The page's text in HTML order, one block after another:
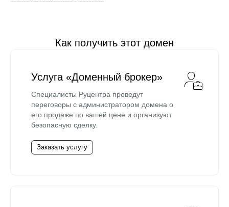
Как получить этот домен
Услуга «Доменный брокер»
Специалисты Руцентра проведут
переговоры с администратором домена о
его продаже по вашей цене и организуют
безопасную сделку.
Заказать услугу